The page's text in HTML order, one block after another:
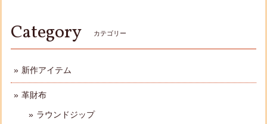
Category カテゴリー
新作アイテム
革財布
ラウンドジップ